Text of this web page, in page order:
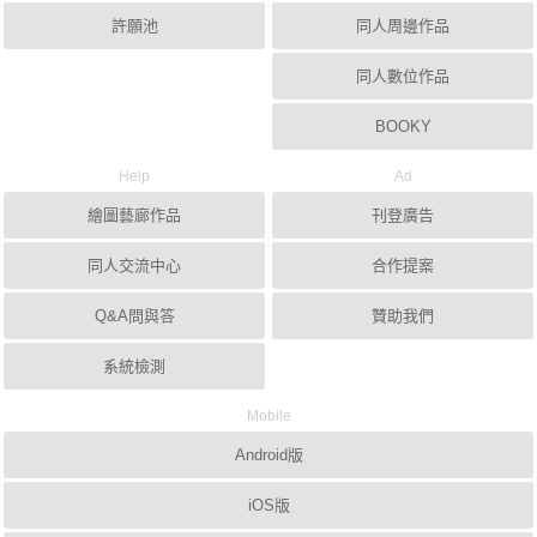
許願池 同人周邊作品
同人數位作品
BOOKY
Help
繪圖藝廊作品
同人交流中心
Q&A問與答
系統檢測
Ad
刊登廣告
合作提案
贊助我們
Mobile
Android版
iOS版